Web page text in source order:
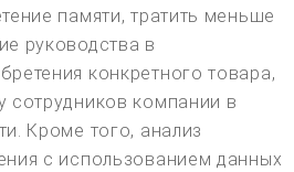
памяти, тратить меньше
руководства в
конкретного товара,
сотрудников компании в
Кроме того, анализ
с использованием данных